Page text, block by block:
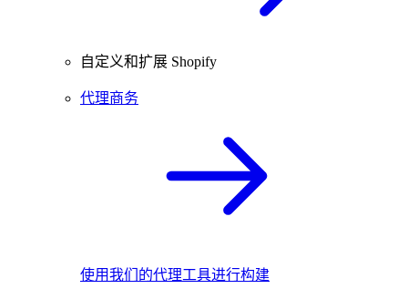
自定义和扩展 Shopify
代理商务
使用我们的代理工具进行构建